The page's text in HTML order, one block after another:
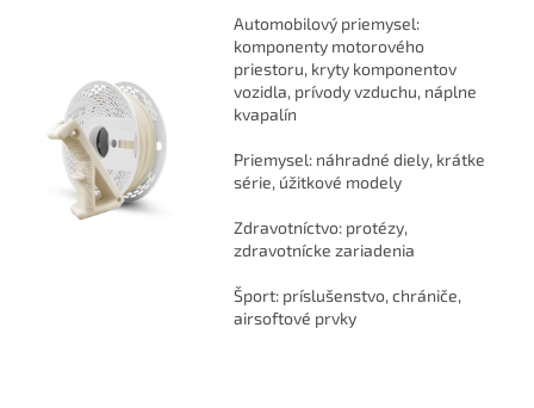
Automobilový priemysel:
komponenty motorového
priestoru, kryty komponentov
vozidla, prívody vzduchu, náplne
kvapalín
Priemysel: náhradné diely, krátke
série, úžitkové modely
Zdravotníctvo: protézy,
zdravotnícke zariadenia
Šport: príslušenstvo, chrániče,
airsoftové prvky